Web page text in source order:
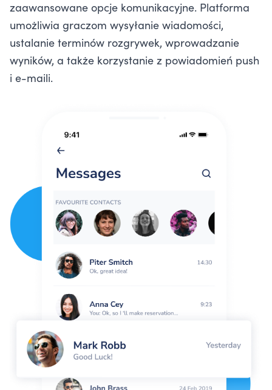
zaawansowane opcje komunikacyjne. Platforma
umożliwia graczom wysyłanie wiadomości,
ustalanie terminów rozgrywek, wprowadzanie
wyników, a także korzystanie z powiadomień push
i e-maili.